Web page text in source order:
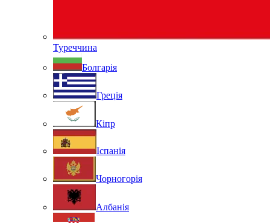
Туреччина
Болгарія
Греція
Кіпр
Іспанія
Чорногорія
Албанія